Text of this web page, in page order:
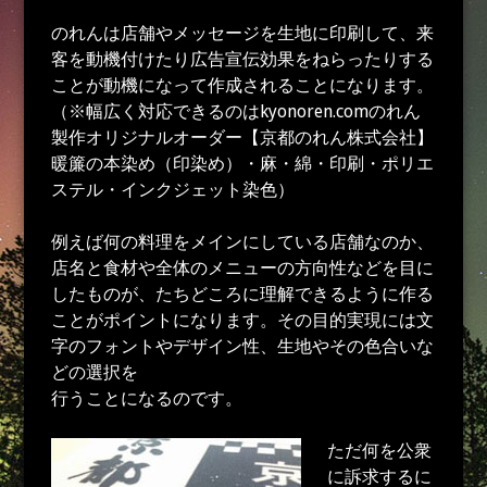
のれんは店舗やメッセージを生地に印刷して、来
客を動機付けたり広告宣伝効果をねらったりする
ことが動機になって作成されることになります。
（※幅広く対応できるのはkyonoren.comのれん
製作オリジナルオーダー【京都のれん株式会社】
暖簾の本染め（印染め）・麻・綿・印刷・ポリエ
ステル・インクジェット染色）
例えば何の料理をメインにしている店舗なのか、
店名と食材や全体のメニューの方向性などを目に
したものが、たちどころに理解できるように作る
ことがポイントになります。その目的実現には文
字のフォントやデザイン性、生地やその色合いな
どの選択を
行うことになるのです。
ただ何を公衆
に訴求するに